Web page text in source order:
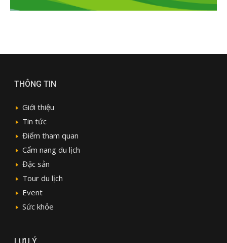
THÔNG TIN
Giới thiệu
Tin tức
Điểm tham quan
Cẩm nang du lịch
Đặc sản
Tour du lịch
Event
Sức khỏe